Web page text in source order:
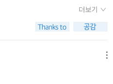
수 없었으며, 접근할 수도 없
도 노예와 주인이 최소한의 접
정말 얼굴이 없는 듯했다. 그것
게 그리고 당연하게 다시 허공
이 울면 유령들이 사라져버리
을 계속해서 쓰다듬으며 끌어안
인이 아닌 아버지의 손길만이
년병들을 향한 연민으로 변화
로 잔인하고 몽매한 자들이 만
인간의 참된 본성이 아닐까.
용소에서 전해준 증언은 압도한
해 행해지는 유대인 해프틀링
각해 보게 된다. 나치의 엄정한
들에게 가장 중요한 것은 무엇일
움이 절실하게 필요하지만, 라
은 연대하지 못하고 붕괴했다.
리고 굶주림 때문이었다. 유대
이용해 자신의 명성을 높이는
거래가 끊이지 않았다. 수용
까지 품고 있던 '인간'에 대한 정
마다, 카베에서나 쉬는 일요일마
는 고통이다. 의식이 어둠을
이다. 그러면 나는 연필과 노트
것을 쓴다.” -216
험실로 배치를 받은 후에 적은
토대로 그를, 판비츠를, 그리고
사람들을, 크고 작은 그 사람들
간인가. 나는 이 대목에서 전
는 방법은 참으로 여러가지가
더보기